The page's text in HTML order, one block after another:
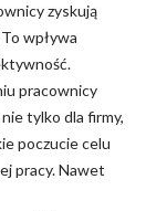
zyskują
wpływa
pracownicy
tylko dla firmy,
poczucie celu
pracy. Nawet